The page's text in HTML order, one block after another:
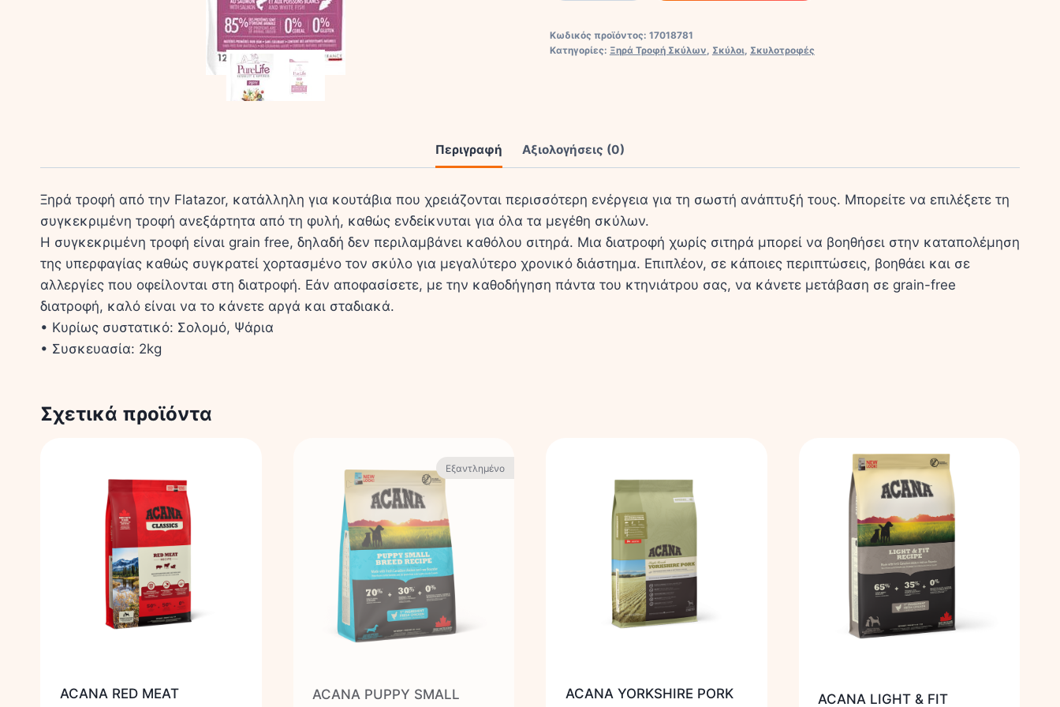
Puppy
Σιτηρά
για
Κουτάβια
με
Σολομό
και
Ψάρια
Κωδικός προϊόντος: 17018781
Κατηγορίες: Ξηρά Τροφή Σκύλων, Σκύλοι, Σκυλοτροφές
Περιγραφή Αξιολογήσεις (0)
Ξηρά τροφή από την Flatazor, κατάλληλη για κουτάβια που χρειάζονται περισσότερη ενέργεια για τη σωστή ανάπτυξή τους. Μπορείτε να επιλέξετε τη
συγκεκριμένη τροφή ανεξάρτητα από τη φυλή, καθώς ενδείκνυται για όλα τα μεγέθη σκύλων.
Η συγκεκριμένη τροφή είναι grain free, δηλαδή δεν περιλαμβάνει καθόλου σιτηρά. Μια διατροφή χωρίς σιτηρά μπορεί να βοηθήσει στην καταπολέμηση
της υπερφαγίας καθώς συγκρατεί χορτασμένο τον σκύλο για μεγαλύτερο χρονικό διάστημα. Επιπλέον, σε κάποιες περιπτώσεις, βοηθάει και σε
αλλεργίες που οφείλονται στη διατροφή. Εάν αποφασίσετε, με την καθοδήγηση πάντα του κτηνιάτρου σας, να κάνετε μετάβαση σε grain-free
διατροφή, καλό είναι να το κάνετε αργά και σταδιακά.
• Κυρίως συστατικό: Σολομό, Ψάρια
• Συσκευασία: 2kg
Σχετικά προϊόντα
ACANA RED MEAT
Εξαντλημένο
ACANA PUPPY SMALL
ACANA YORKSHIRE PORK ACANA LIGHT & FIT